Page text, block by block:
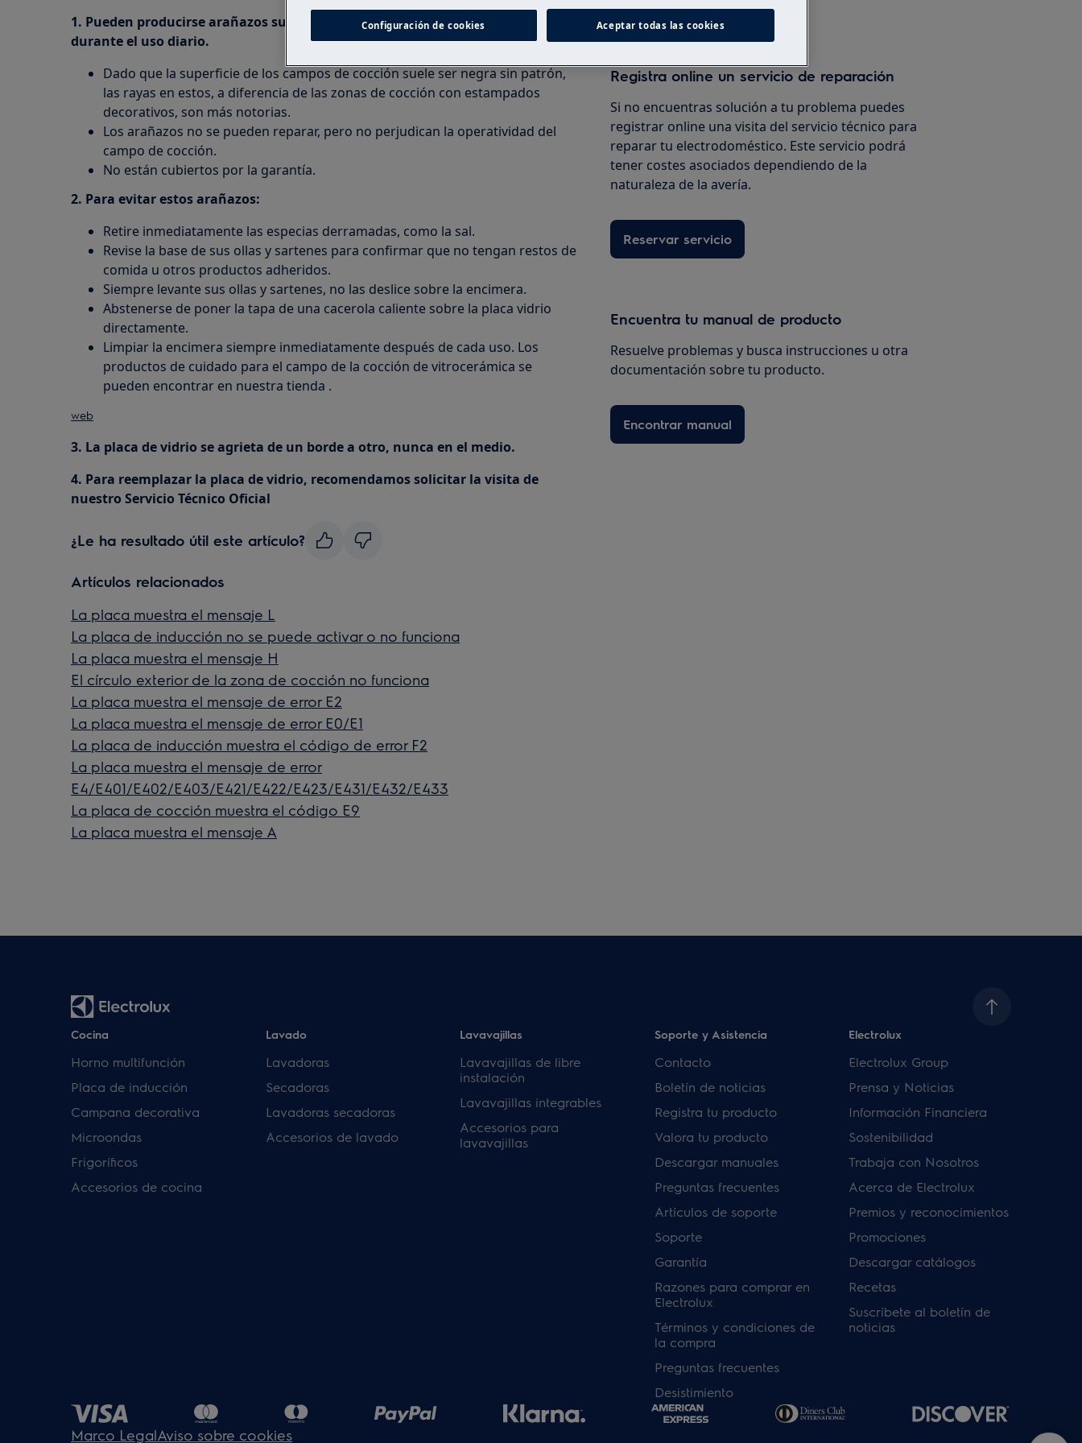
1. Pueden producirse arañazos superficiales en la superficie de cocción
durante el uso diario.
Dado que la superficie de los campos de cocción suele ser negra sin patrón,
las rayas en estos, a diferencia de las zonas de cocción con estampados
decorativos, son más notorias.
Los arañazos no se pueden reparar, pero no perjudican la operatividad del
campo de cocción.
No están cubiertos por la garantía.
2. Para evitar estos arañazos:
Retire inmediatamente las especias derramadas, como la sal.
Revise la base de sus ollas y sartenes para confirmar que no tengan restos de
comida u otros productos adheridos.
Siempre levante sus ollas y sartenes, no las deslice sobre la encimera.
Abstenerse de poner la tapa de una cacerola caliente sobre la placa vidrio
directamente.
Limpiar la encimera siempre inmediatamente después de cada uso. Los
productos de cuidado para el campo de la cocción de vitrocerámica se
pueden encontrar en nuestra tienda .
web
3. La placa de vidrio se agrieta de un borde a otro, nunca en el medio.
4. Para reemplazar la placa de vidrio, recomendamos solicitar la visita de
nuestro Servicio Técnico Oficial
¿Le ha resultado útil este artículo?
Artículos relacionados
La placa muestra el mensaje L
La placa de inducción no se puede activar o no funciona
La placa muestra el mensaje H
El círculo exterior de la zona de cocción no funciona
La placa muestra el mensaje de error E2
La placa muestra el mensaje de error E0/E1
La placa de inducción muestra el código de error F2
La placa muestra el mensaje de error
E4/E401/E402/E403/E421/E422/E423/E431/E432/E433
La placa de cocción muestra el código E9
La placa muestra el mensaje A
Registra online un servicio de reparación
Si no encuentras solución a tu problema puedes
registrar online una visita del servicio técnico para
reparar tu electrodoméstico. Este servicio podrá
tener costes asociados dependiendo de la
naturaleza de la avería.
Reservar servicio
Encuentra tu manual de producto
Resuelve problemas y busca instrucciones u otra
documentación sobre tu producto.
Encontrar manual
Cocina
Horno multifunción
Placa de inducción
Campana decorativa
Microondas
Frigoríficos
Accesorios de cocina
Lavado
Lavadoras
Secadoras
Lavadoras secadoras
Accesorios de lavado
Lavavajillas
Lavavajillas de libre
instalación
Lavavajillas integrables
Accesorios para
lavavajillas
Soporte y Asistencia
Contacto
Boletín de noticias
Registra tu producto
Valora tu producto
Descargar manuales
Preguntas frecuentes
Artículos de soporte
Soporte
Garantía
Razones para comprar en
Electrolux
Términos y condiciones de
la compra
Preguntas frecuentes
Desistimiento
Electrolux
Electrolux Group
Prensa y Noticias
Información Financiera
Sostenibilidad
Trabaja con Nosotros
Acerca de Electrolux
Premios y reconocimientos
Promociones
Descargar catálogos
Recetas
Suscríbete al boletín de
noticias
Marco LegalAviso sobre cookies
Configuración de cookies Aceptar todas las cookies